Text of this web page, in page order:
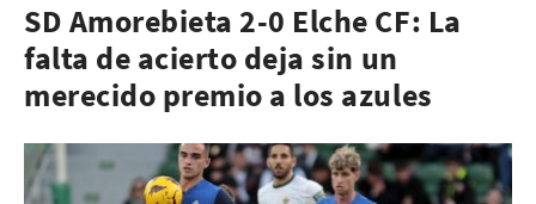
SD Amorebieta 2-0 Elche CF: La
falta de acierto deja sin un
merecido premio a los azules